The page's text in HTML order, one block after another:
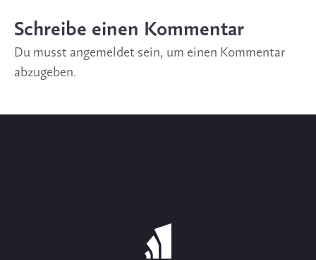
Schreibe einen Kommentar
Du musst angemeldet sein, um einen Kommentar
abzugeben.